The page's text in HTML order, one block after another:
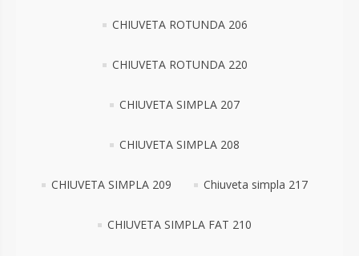
CHIUVETA ROTUNDA 206
CHIUVETA ROTUNDA 220
CHIUVETA SIMPLA 207
CHIUVETA SIMPLA 208
CHIUVETA SIMPLA 209 Chiuveta simpla 217
CHIUVETA SIMPLA FAT 210